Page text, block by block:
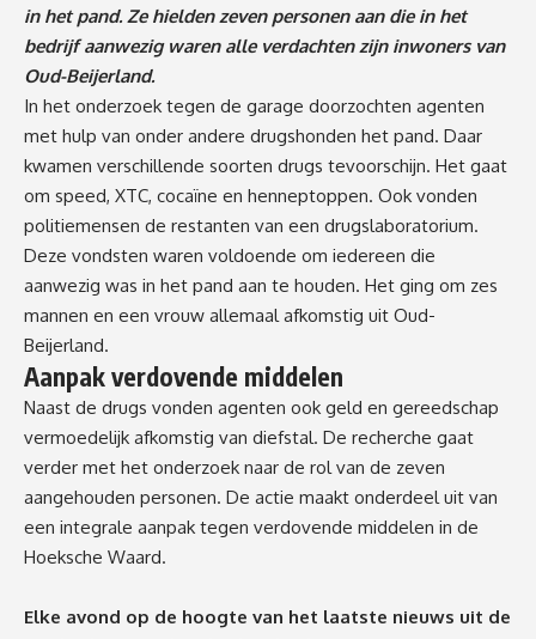
in het pand. Ze hielden zeven personen aan die in het
bedrijf aanwezig waren alle verdachten zijn inwoners van
Oud-Beijerland.
In het onderzoek tegen de garage doorzochten agenten
met hulp van onder andere drugshonden het pand. Daar
kwamen verschillende soorten drugs tevoorschijn. Het gaat
om speed, XTC, cocaïne en henneptoppen. Ook vonden
politiemensen de restanten van een drugslaboratorium.
Deze vondsten waren voldoende om iedereen die
aanwezig was in het pand aan te houden. Het ging om zes
mannen en een vrouw allemaal afkomstig uit Oud-
Beijerland.
Aanpak verdovende middelen
Naast de drugs vonden agenten ook geld en gereedschap
vermoedelijk afkomstig van diefstal. De recherche gaat
verder met het onderzoek naar de rol van de zeven
aangehouden personen. De actie maakt onderdeel uit van
een integrale aanpak tegen verdovende middelen in de
Hoeksche Waard.
Elke avond op de hoogte van het laatste nieuws uit de